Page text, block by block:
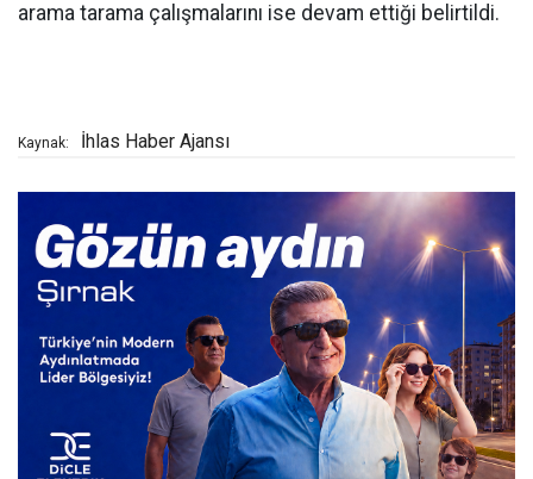
arama tarama çalışmalarını ise devam ettiği belirtildi.
Kaynak: İhlas Haber Ajansı